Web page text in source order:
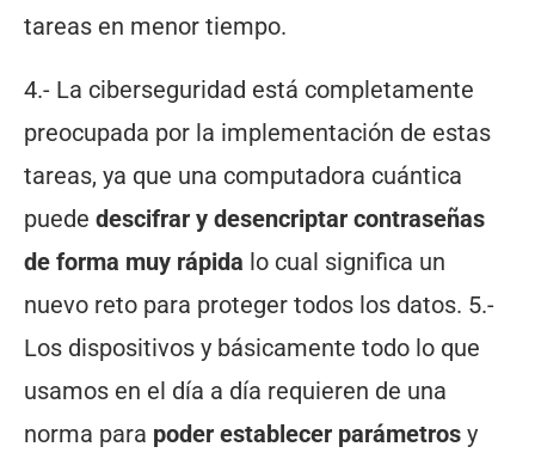
tareas en menor tiempo.
4.- La ciberseguridad está completamente
preocupada por la implementación de estas
tareas, ya que una computadora cuántica
puede descifrar y desencriptar contraseñas
de forma muy rápida lo cual significa un
nuevo reto para proteger todos los datos. 5.-
Los dispositivos y básicamente todo lo que
usamos en el día a día requieren de una
norma para poder establecer parámetros y